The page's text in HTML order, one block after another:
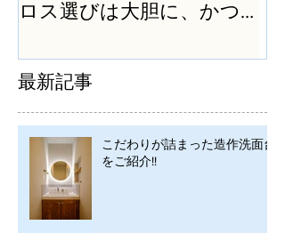
ロス選びは大胆に、かつ
最新記事
こだわりが詰まった造作洗面台
をご紹介!!